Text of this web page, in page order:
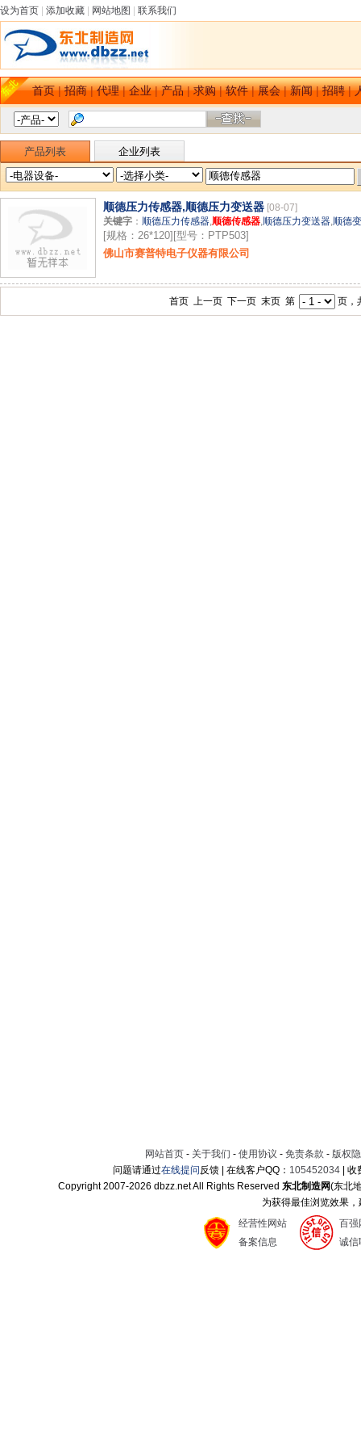
设为首页 添加收藏 网站地图 联系我们
首页|招商|代理|企业|产品|求购|软件|展会|新闻|招聘|
产品列表 企业列表
顺德压力传感器,顺德压力变送器 [08-07]
关键字 ： 顺德压力传感器,顺德传感器,顺德压力变送器,顺德
[规格：26*120][型号：PTP503]
佛山市赛普特电子仪器有限公司
首页 上一页 下一页 末页 第 页，
网站首页 - 关于我们 - 使用协议 - 免责条款 - 版权
问题请通过在线提问反馈 | 在线客户QQ： 105452034 |
Copyright 2007-2026 dbzz.net All Rights Reserved东北制造网(东北
为获得最佳浏览效果
经营性网站
备案信息
百强
诚信